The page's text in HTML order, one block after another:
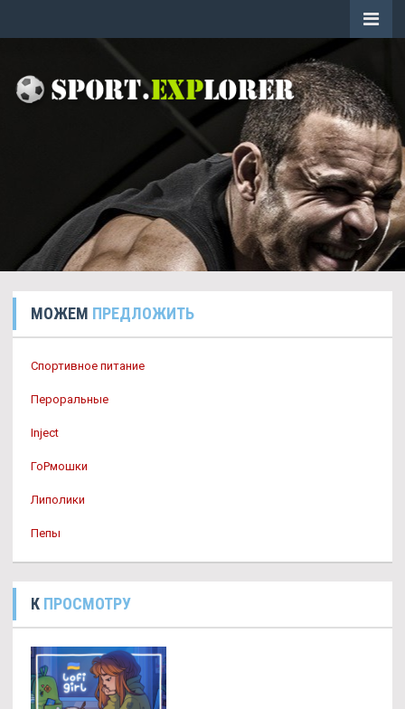
МОЖЕМ ПРЕДЛОЖИТЬ
Спортивное питание
Пероральные
Inject
ГоРмошки
Липолики
Пепы
К ПРОСМОТРУ